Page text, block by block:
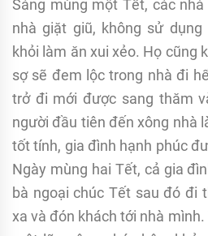
Sáng mùng một Tết, các
nhà giặt giũ, không sử
khỏi làm ăn xui xẻo. Họ cũng
sợ sẽ đem lộc trong nhà đi
trở đi mới được sang thăm
người đầu tiên đến xông nhà
tốt tính, gia đình hạnh phúc
Ngày mùng hai Tết, cả gia
bà ngoại chúc Tết sau đó đi
xa và đón khách tới nhà